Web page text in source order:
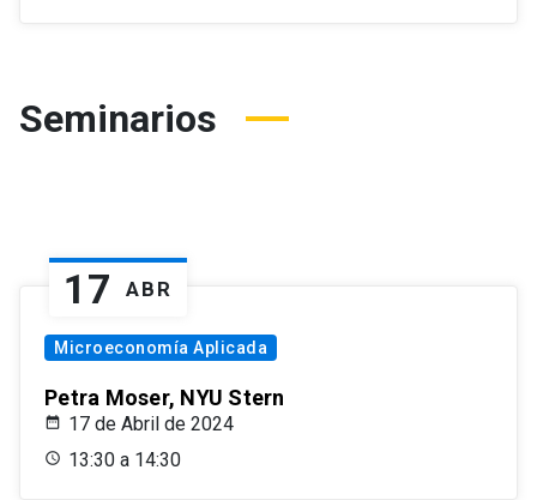
Seminarios
17 ABR
Microeconomía Aplicada
Petra Moser, NYU Stern
17 de Abril de 2024
13:30 a 14:30